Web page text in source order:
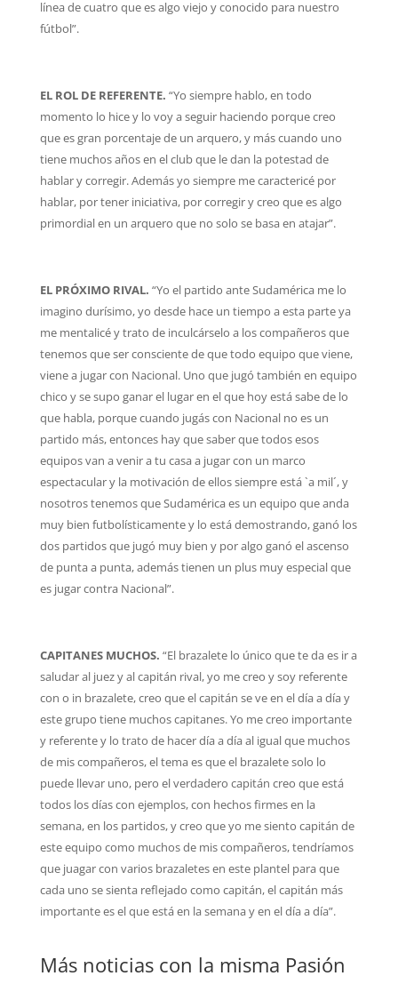
línea de cuatro que es algo viejo y conocido para nuestro
fútbol”.
EL ROL DE REFERENTE. “Yo siempre hablo, en todo
momento lo hice y lo voy a seguir haciendo porque creo
que es gran porcentaje de un arquero, y más cuando uno
tiene muchos años en el club que le dan la potestad de
hablar y corregir. Además yo siempre me caractericé por
hablar, por tener iniciativa, por corregir y creo que es algo
primordial en un arquero que no solo se basa en atajar”.
EL PRÓXIMO RIVAL. “Yo el partido ante Sudamérica me lo
imagino durísimo, yo desde hace un tiempo a esta parte ya
me mentalicé y trato de inculcárselo a los compañeros que
tenemos que ser consciente de que todo equipo que viene,
viene a jugar con Nacional. Uno que jugó también en equipo
chico y se supo ganar el lugar en el que hoy está sabe de lo
que habla, porque cuando jugás con Nacional no es un
partido más, entonces hay que saber que todos esos
equipos van a venir a tu casa a jugar con un marco
espectacular y la motivación de ellos siempre está `a mil´, y
nosotros tenemos que Sudamérica es un equipo que anda
muy bien futbolísticamente y lo está demostrando, ganó los
dos partidos que jugó muy bien y por algo ganó el ascenso
de punta a punta, además tienen un plus muy especial que
es jugar contra Nacional”.
CAPITANES MUCHOS. “El brazalete lo único que te da es ir a
saludar al juez y al capitán rival, yo me creo y soy referente
con o in brazalete, creo que el capitán se ve en el día a día y
este grupo tiene muchos capitanes. Yo me creo importante
y referente y lo trato de hacer día a día al igual que muchos
de mis compañeros, el tema es que el brazalete solo lo
puede llevar uno, pero el verdadero capitán creo que está
todos los días con ejemplos, con hechos firmes en la
semana, en los partidos, y creo que yo me siento capitán de
este equipo como muchos de mis compañeros, tendríamos
que juagar con varios brazaletes en este plantel para que
cada uno se sienta reflejado como capitán, el capitán más
importante es el que está en la semana y en el día a día”.
Más noticias con la misma Pasión